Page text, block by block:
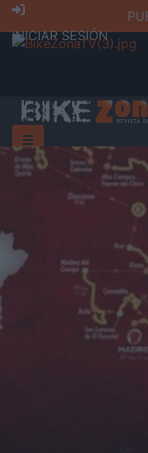
INICIAR SESIÓN